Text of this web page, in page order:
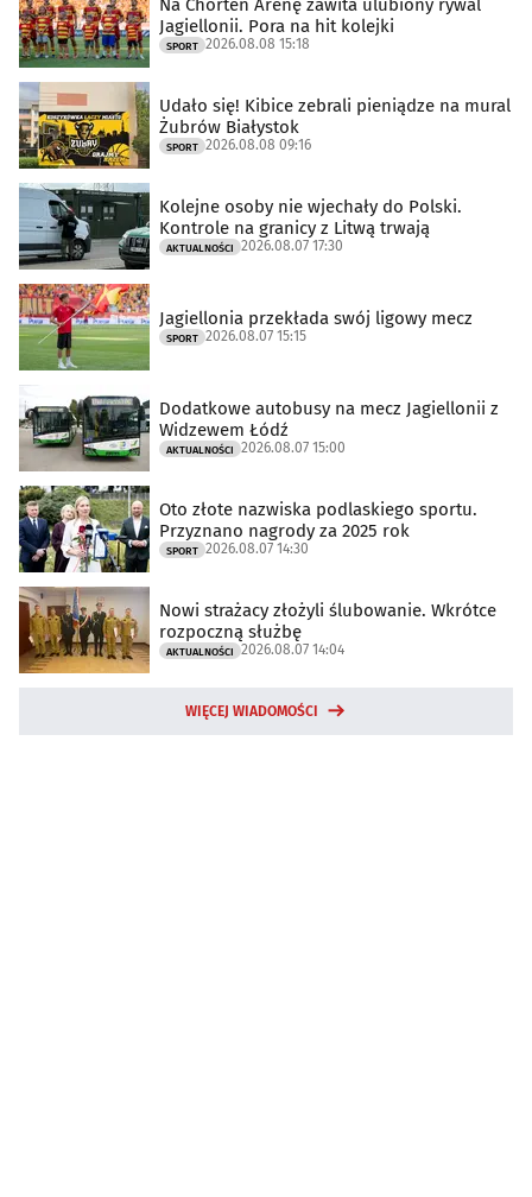
Na Chorten Arenę zawita ulubiony rywal
Jagiellonii. Pora na hit kolejki
SPORT 2026.08.08 15:18
Udało się! Kibice zebrali pieniądze na mural
Żubrów Białystok
SPORT 2026.08.08 09:16
Kolejne osoby nie wjechały do Polski.
Kontrole na granicy z Litwą trwają
AKTUALNOŚCI 2026.08.07 17:30
Jagiellonia przekłada swój ligowy mecz
SPORT 2026.08.07 15:15
Dodatkowe autobusy na mecz Jagiellonii z
Widzewem Łódź
AKTUALNOŚCI 2026.08.07 15:00
Oto złote nazwiska podlaskiego sportu.
Przyznano nagrody za 2025 rok
SPORT 2026.08.07 14:30
Nowi strażacy złożyli ślubowanie. Wkrótce
rozpoczną służbę
AKTUALNOŚCI 2026.08.07 14:04
WIĘCEJ WIADOMOŚCI